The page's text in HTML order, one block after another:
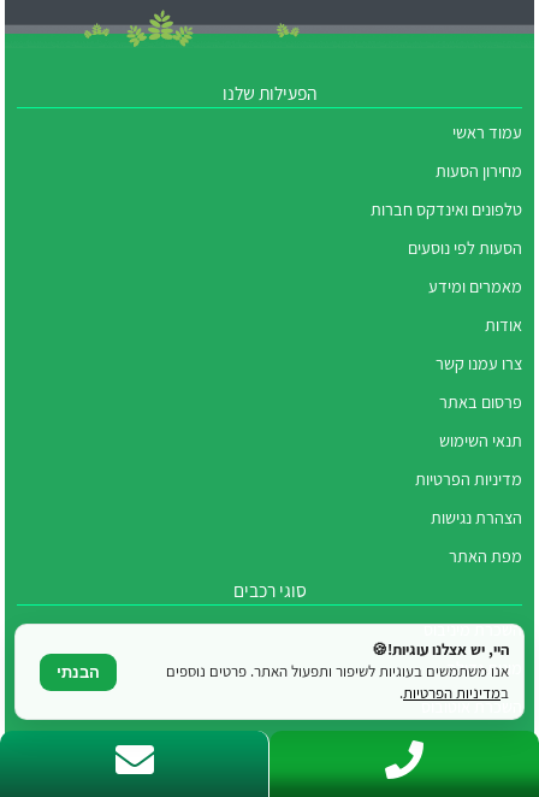
הפעילות שלנו
עמוד ראשי
מחירון הסעות
טלפונים ואינדקס חברות
הסעות לפי נוסעים
מאמרים ומידע
אודות
צרו עמנו קשר
פרסום באתר
תנאי השימוש
מדיניות הפרטיות
הצהרת נגישות
מפת האתר
סוגי רכבים
השכרת מיניבוס
מונית גדולה
השכרת אוטובוס
אירועים וחגיגות
היי, יש אצלנו עוגיות!🍪
אנו משתמשים בעוגיות לשיפור ותפעול האתר. פרטים נוספים
במדיניות הפרטיות.
הבנתי